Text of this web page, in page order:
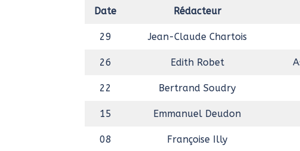
Date Rédacteur
29 Jean-Claude Chartois
26 Edith Robet
22 Bertrand Soudry
15 Emmanuel Deudon
08 Françoise Illy